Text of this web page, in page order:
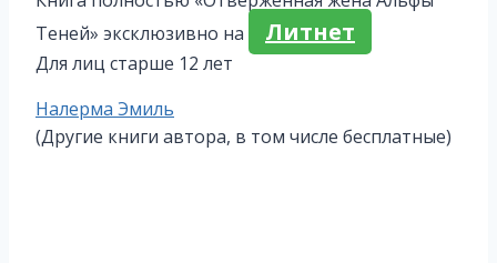
Теней» эксклюзивно на
Литнет
Для лиц старше 12 лет
Метки
записи:
Налерма Эмиль
(Другие книги автора, в том числе бесплатные)